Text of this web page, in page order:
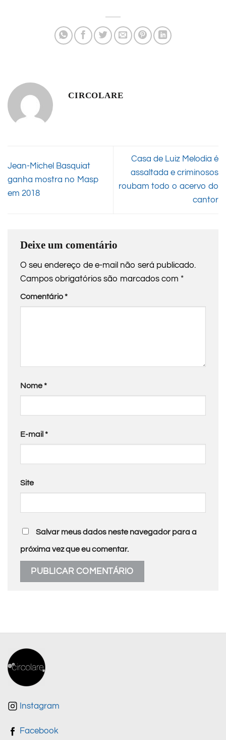
CIRCOLARE
Jean-Michel Basquiat
ganha mostra no Masp
em 2018
Casa de Luiz Melodia é
assaltada e criminosos
roubam todo o acervo do
cantor
Deixe um comentário
O seu endereço de e-mail não será publicado.
Campos obrigatórios são marcados com *
Comentário*
Nome*
E-mail *
Site
Salvar meus dados neste navegador para a
próxima vez que eu comentar.
Instagram
Facebook